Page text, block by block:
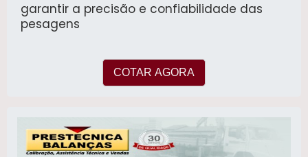
garantir a precisão e confiabilidade das
pesagens
COTAR AGORA